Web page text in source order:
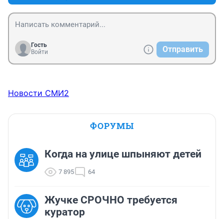
Гость
Войти
Отправить
Новости СМИ2
ФОРУМЫ
Когда на улице шпыняют детей
7 895 64
Жучке СРОЧНО требуется
куратор